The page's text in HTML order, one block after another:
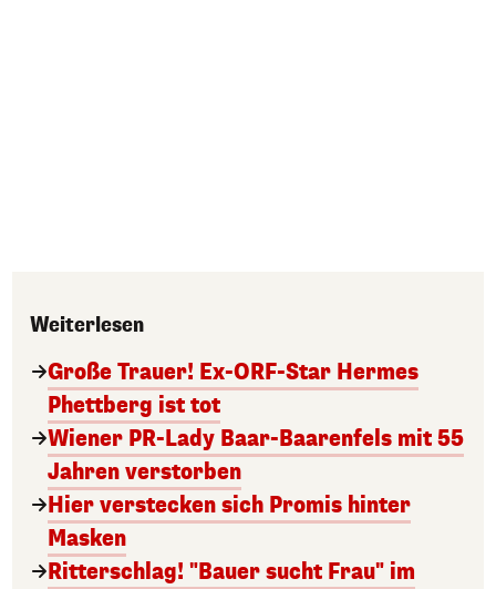
Weiterlesen
Große Trauer! Ex-ORF-Star Hermes
Phettberg ist tot
Wiener PR-Lady Baar-Baarenfels mit 55
Jahren verstorben
Hier verstecken sich Promis hinter
Masken
Ritterschlag! "Bauer sucht Frau" im